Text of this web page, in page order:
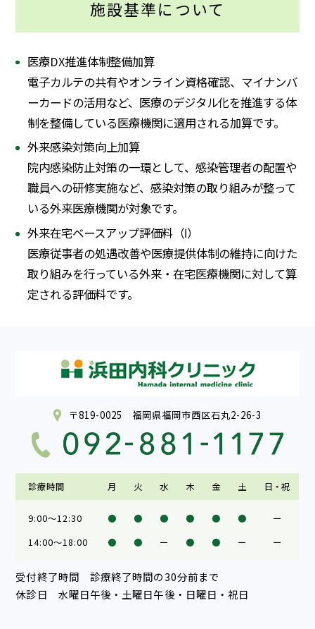
施設基準について
医療DX推進体制整備加算
電子カルテの共有やオンライン資格確認、マイナンバ
ーカードの活用など、医療のデジタル化を推進する体
制を整備している医療機関に適用される加算です。
外来感染対策向上加算
院内感染防止対策の一環として、感染管理者の配置や
職員への研修実施など、感染対策の取り組みが整って
いる外来医療機関が対象です。
外来在宅ベースアップ評価料（Ⅰ）
医療従事者の処遇改善や医療提供体制の維持に向けた
取り組みを行っている外来・在宅医療機関に対して算
定される評価料です。
〒819-0025 福岡県福岡市西区石丸2-26-3
診療時間 月 火 水 木 金 土 日・祝
9:00～12:30 ● ● ● ● ● ●
ー
14:00～18:00
● ● ー ● ● ー ー
受付終了時間 診療終了時間の30分前まで
休診日 水曜日午後・土曜日午後・日曜日・祝日